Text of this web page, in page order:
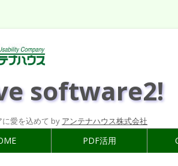
software2!
に愛を込めて by アンテナハウス株式会社
PDF活用